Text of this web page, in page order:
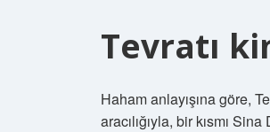
Tevratı
Haham anlayışına göre,
aracılığıyla, bir kısmı